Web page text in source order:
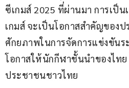
ซีเกมส์ 2025 ที่ผ่านมา การเป็
เกมส์ จะเป็นโอกาสสำคัญของป
ศักยภาพในการจัดการแข่งขัน
โอกาสให้นักกีฬาชั้นนำของไท
ประชาชนชาวไทย